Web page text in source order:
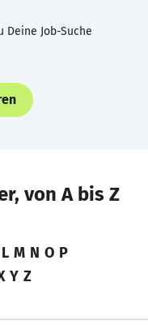
Job-Suche
von A bis Z
L M N O P
Y Z